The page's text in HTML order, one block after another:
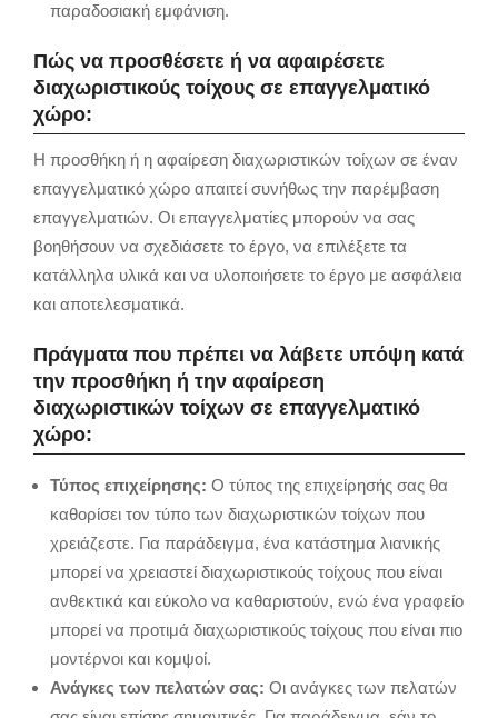
παραδοσιακή εμφάνιση.
Πώς να προσθέσετε ή να αφαιρέσετε
διαχωριστικούς τοίχους σε επαγγελματικό
χώρο:
Η προσθήκη ή η αφαίρεση διαχωριστικών τοίχων σε έναν
επαγγελματικό χώρο απαιτεί συνήθως την παρέμβαση
επαγγελματιών. Οι επαγγελματίες μπορούν να σας
βοηθήσουν να σχεδιάσετε το έργο, να επιλέξετε τα
κατάλληλα υλικά και να υλοποιήσετε το έργο με ασφάλεια
και αποτελεσματικά.
Πράγματα που πρέπει να λάβετε υπόψη κατά
την προσθήκη ή την αφαίρεση
διαχωριστικών τοίχων σε επαγγελματικό
χώρο:
Τύπος επιχείρησης: Ο τύπος της επιχείρησής σας θα
καθορίσει τον τύπο των διαχωριστικών τοίχων που
χρειάζεστε. Για παράδειγμα, ένα κατάστημα λιανικής
μπορεί να χρειαστεί διαχωριστικούς τοίχους που είναι
ανθεκτικά και εύκολο να καθαριστούν, ενώ ένα γραφείο
μπορεί να προτιμά διαχωριστικούς τοίχους που είναι πιο
μοντέρνοι και κομψοί.
Ανάγκες των πελατών σας: Οι ανάγκες των πελατών